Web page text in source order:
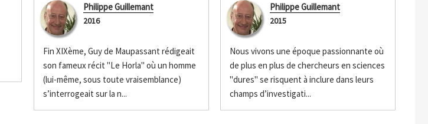
Philippe Guillemant
2016
Fin XIXème, Guy de Maupassant rédigeait
son fameux récit "Le Horla" où un homme
(lui-même, sous toute vraisemblance)
s’interrogeait sur la n...
Philippe Guillemant
2015
Nous vivons une époque passionnante où
de plus en plus de chercheurs en sciences
"dures" se risquent à inclure dans leurs
champs d’investigati...